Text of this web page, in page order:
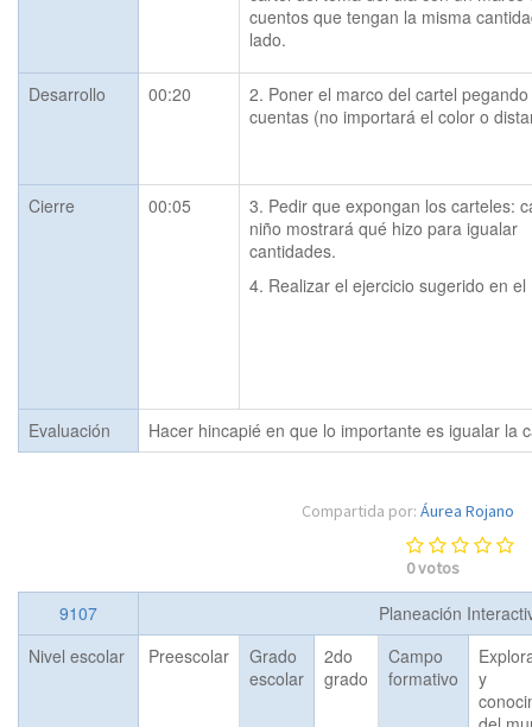
cuentos que tengan la misma
lado.
Desarrollo 00:20
2. Poner el marco del cartel pegando
cuentas (no importará el color o
Cierre 00:05
3. Pedir que expongan los carteles:
niño mostrará qué hizo para igualar
cantidades.
4. Realizar el ejercicio sugerido en el
Evaluación Hacer hincapié en que lo importante es igualar la
Compartida por: Áurea Rojano
0votos
9107
Planeación
Nivel escolar
Preescolar
Grado
escolar
2do
grado
Campo
formativo
y